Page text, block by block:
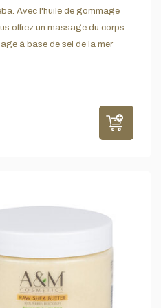
Avec l'huile de gommage
offrez un massage du corps
à base de sel de la mer